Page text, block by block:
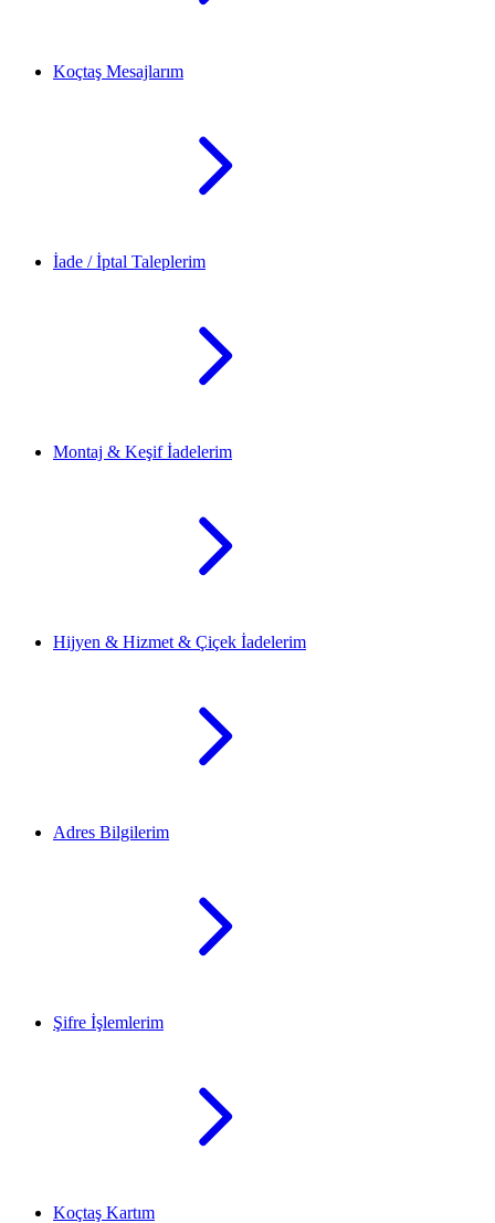
Koçtaş Mesajlarım
İade / İptal Taleplerim
Montaj & Keşif İadelerim
Hijyen & Hizmet & Çiçek İadelerim
Adres Bilgilerim
Şifre İşlemlerim
Koçtaş Kartım